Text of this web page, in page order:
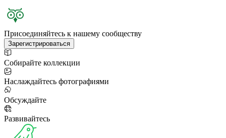
Присоединяйтесь к нашему сообществу
Зарегистрироваться
Собирайте коллекции
Наслаждайтесь фотографиями
Обсуждайте
Развивайтесь